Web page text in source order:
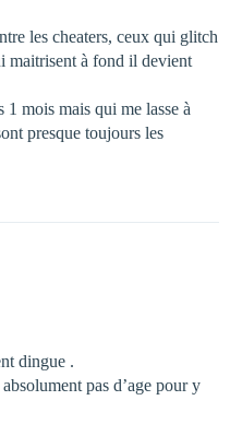
les cheaters, ceux qui glitch
maitrisent à fond il devient
1 mois mais qui me lasse à
presque toujours les
dingue .
pas d’age pour y